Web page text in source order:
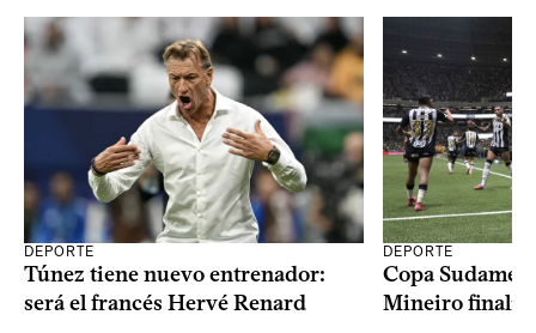
DEPORTE
Túnez tiene nuevo entrenador:
será el francés Hervé Renard
DEPORTE
Copa
Mineiro